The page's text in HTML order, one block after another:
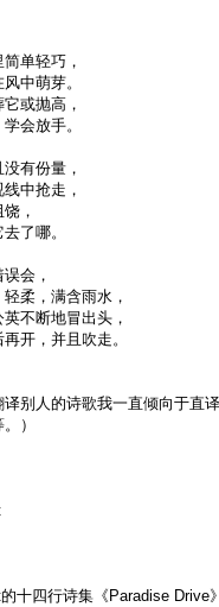
单轻巧，
中萌芽。
或抛高，
会放手。
有份量，
中抢走，
，
了哪。
会，
柔，满含雨水，
不断地冒出头，
开，并且吹走。
译别人的诗歌我一直倾向于
）
十四行诗集《Paradise